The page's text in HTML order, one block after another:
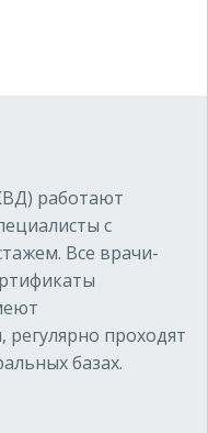
работают
с
Все врачи-
проходят
базах.